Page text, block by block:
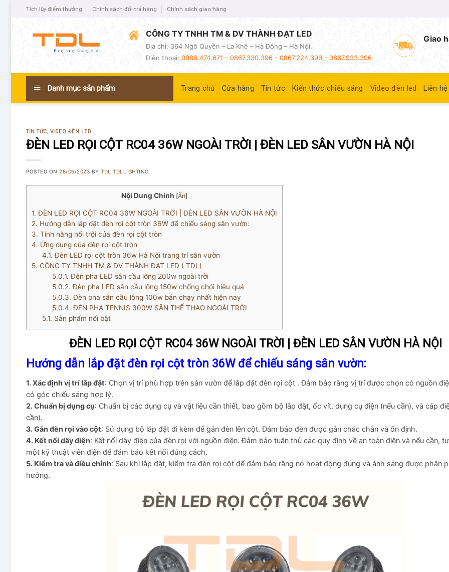
Tích lũy điểm thưởng Chính sách đổi trả hàng Chính sách giao hàng
CÔNG TY TNHH TM & DV THÀNH ĐẠT LED
Địa chỉ: 364 Ngô Quyền – La Khê – Hà Đông – Hà Nội.
Điện thoại: 0986.474.671 - 0867.330.396 - 0867.224.396 - 0867.933.396
Giao
Danh mục sản phẩm Trang chủ Cửa hàng Tin tức Kiến thức chiếu sáng Video đèn led Liên hệ
TIN TỨC, VIDEO ĐÈN LED
ĐÈN LED RỌI CỘT RC04 36W NGOÀI TRỜI | ĐÈN LED SÂN VƯỜN HÀ NỘI
POSTED ON 28/06/2023 BYTDL TDLLIGHTING
Nội Dung Chính [Ẩn]
1. ĐÈN LED RỌI CỘT RC04 36W NGOÀI TRỜI | ĐÈN LED SÂN VƯỜN HÀ NỘI
2. Hướng dẫn lắp đặt đèn rọi cột tròn 36W để chiếu sáng sân vườn:
3. Tính năng nổi trội của đèn rọi cột tròn
4. Ứng dụng của đèn rọi cột tròn
4.1. Đèn LED rọi cột tròn 36w Hà Nội trang trí sân vườn
5. CÔNG TY TNHH TM & DV THÀNH ĐẠT LED ( TDL)
5.0.1. Đèn pha LED sân cầu lông 200w ngoài trời
5.0.2. Đèn pha LED sân cầu lông 150w chống chói hiệu quả
5.0.3. Đèn pha sân cầu lông 100w bán chạy nhất hiện nay
5.0.4. ĐÈN PHA TENNIS 300W SÂN THỂ THAO NGOÀI TRỜI
5.1. Sản phẩm nổi bật
ĐÈN LED RỌI CỘT RC04 36W NGOÀI TRỜI | ĐÈN LED SÂN VƯỜN HÀ NỘI
Hướng dẫn lắp đặt đèn rọi cột tròn 36W để chiếu sáng sân vườn:
1. Xác định vị trí lắp đặt: Chọn vị trí phù hợp trên sân vườn để lắp đặt đèn rọi cột . Đảm bảo rằng vị trí được chọn có nguồn
có góc chiếu sáng hợp lý.
2. Chuẩn bị dụng cụ: Chuẩn bị các dụng cụ và vật liệu cần thiết, bao gồm bộ lắp đặt, ốc vít, dụng cụ điện (nếu cần), và cáp
cần).
3. Gắn đèn rọi vào cột: Sử dụng bộ lắp đặt đi kèm để gắn đèn lên cột. Đảm bảo đèn được gắn chắc chắn và ổn định.
4. Kết nối dây điện: Kết nối dây điện của đèn rọi với nguồn điện. Đảm bảo tuân thủ các quy định về an toàn điện và nếu cần,
một kỹ thuật viên điện để đảm bảo kết nối đúng cách.
5. Kiểm tra và điều chỉnh: Sau khi lắp đặt, kiểm tra đèn rọi cột để đảm bảo rằng nó hoạt động đúng và ánh sáng được phân
hướng.